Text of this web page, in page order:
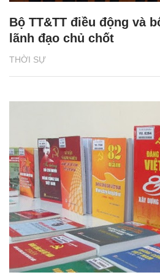
THỜI SỰ
Bộ TT&TT điều động và
lãnh đạo chủ chốt